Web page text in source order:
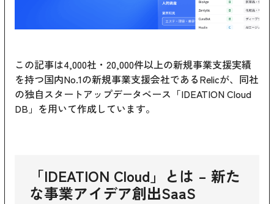
この記事は4,000社・20,000件以上の新規事業支援実績
を持つ国内No.1の新規事業支援会社であるRelicが、同社
の独自スタートアップデータベース「IDEATION Cloud
DB」を用いて作成しています。
「IDEATION Cloud 」とは – 新た
な事業アイデア創出SaaS